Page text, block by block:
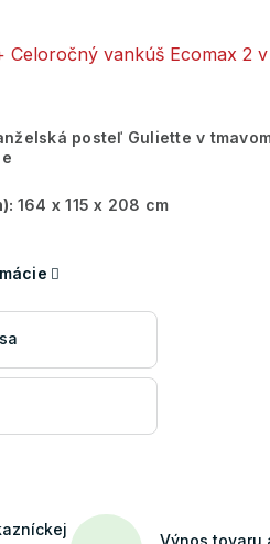
Celoročný vankúš Ecomax 2
posteľ Guliette v
164 x 115 x 208 cm
Výnos tovaru